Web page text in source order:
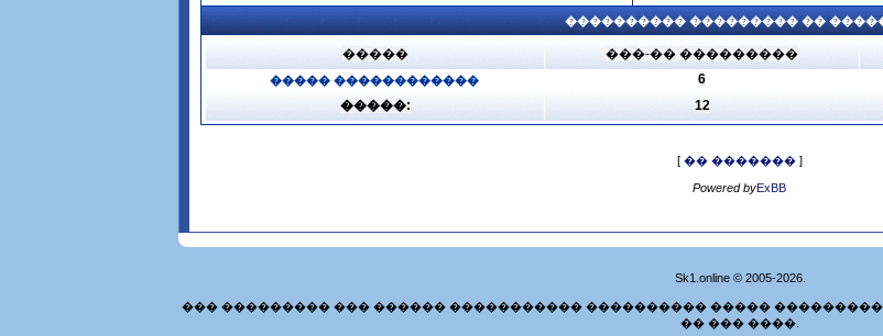
���������� ��������� ��
����� ���-�� ���������
����� ������������ 6
�����:
12
[ �� �������]
Powered byExBB
Sk1.online © 2005-2026.
��� ��������� ��� ������ ����������� ���������� �����
�� ��� ����.